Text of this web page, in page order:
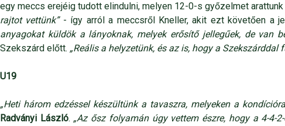
egy meccs erejéig tudott elindulni, melyen 12-0-s győzelmet arattunk
rajtot vettünk”- így arról a meccsről Kneller, akit ezt követően a
anyagokat küldök a lányoknak, melyek erősítő jellegűek, de van
Szekszárd előtt. „Reális a helyzetünk, és az is, hogy a
U19
„Heti három edzéssel készültünk a tavaszra, melyeken a
Radványi László. „Az ősz folyamán úgy vettem észre, hogy a 4-4-